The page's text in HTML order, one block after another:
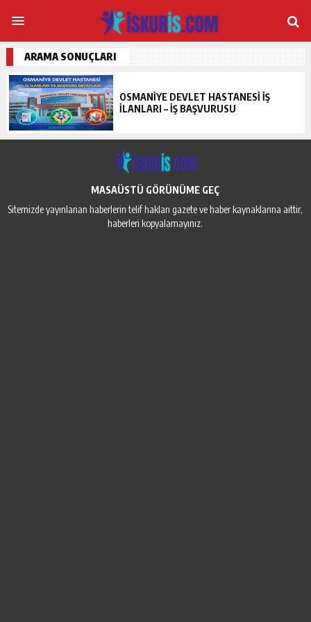
ARAMA SONUÇLARI
OSMANIYE DEVLET HASTANESI İŞ
İLANLARI – İŞ BAŞVURUSU
MASAÜSTÜ GÖRÜNÜME GEÇ
Sitemizde yayınlanan haberlerin telif hakları gazete ve haber kaynaklarına aittir,
haberleri kopyalamayınız.